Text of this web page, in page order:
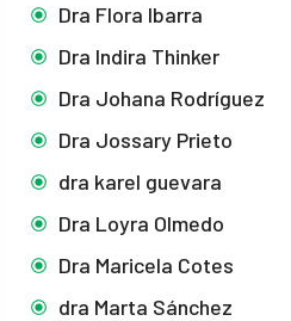
Dra Flora Ibarra
Dra Indira Thinker
Dra Johana Rodríguez
Dra Jossary Prieto
dra karel guevara
Dra Loyra Olmedo
Dra Maricela Cotes
dra Marta Sánchez